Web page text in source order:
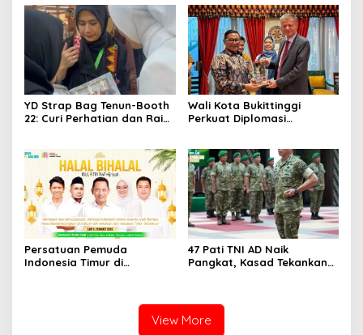
Nusantara Kian Digemari
YD Strap Bag Tenun-Booth
22: Curi Perhatian dan Raih
dengan Citra Nan Anggun
Wali Kota Bukittinggi
Perkuat Diplomasi
Sukseskan 100 Tahun Jam
Gadang
Persatuan Pemuda
Indonesia Timur di
47 Pati TNI AD Naik
Pangkat, Kasad Tekankan
View More